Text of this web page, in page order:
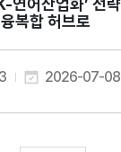
복합 허브로
3 2026-07-08